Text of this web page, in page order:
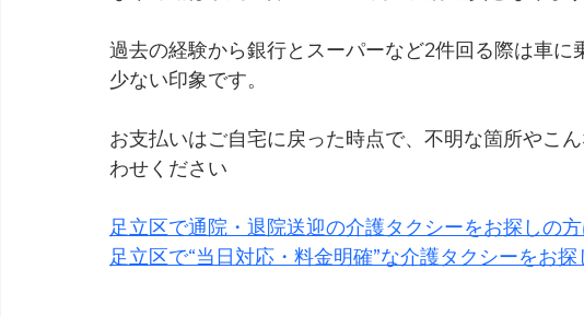
過去の経験から銀行とスーパーなど2件回る際は車
少ない印象です。
お支払いはご自宅に戻った時点で、不明な箇所やこ
わせください
足立区で通院・退院送迎の介護タクシーをお探しの
足立区で“当日対応・料金明確”な介護タクシーをお